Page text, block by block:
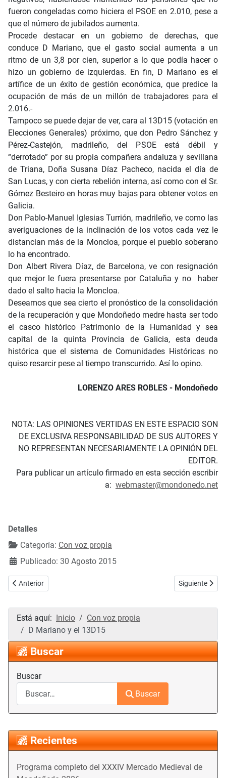
fueron congeladas como hiciera el PSOE en 2.010, pese a
que el número de jubilados aumenta.
Procede destacar en un gobierno de derechas, que
conduce D Mariano, que el gasto social aumenta a un
ritmo de un 3,8 por cien, superior a lo que podía hacer o
hizo un gobierno de izquierdas. En fin, D Mariano es el
artífice de un éxito de gestión económica, que predice la
ocupación de más de un millón de trabajadores para el
2.016.-
Tampoco se puede dejar de ver, cara al 13D15 (votación en
Elecciones Generales) próximo, que don Pedro Sánchez y
Pérez-Castejón, madrileño, del PSOE está débil y
“derrotado” por su propia compañera andaluza y sevillana
de Triana, Doña Susana Díaz Pacheco, nacida el día de
San Lucas, y con cierta rebelión interna, así como con el Sr.
Gómez Besteiro en horas muy bajas para obtener votos en
Galicia.
Don Pablo-Manuel Iglesias Turrión, madrileño, ve como las
averiguaciones de la inclinación de los votos cada vez le
distancian más de la Moncloa, porque el pueblo soberano
lo ha encontrado.
Don Albert Rivera Díaz, de Barcelona, ve con resignación
que mejor le fuera presentarse por Cataluña y no haber
dado el salto hacia la Moncloa.
Deseamos que sea cierto el pronóstico de la consolidación
de la recuperación y que Mondoñedo medre hasta ser todo
el casco histórico Patrimonio de la Humanidad y sea
capital de la quinta Provincia de Galicia, esta deuda
histórica que el sistema de Comunidades Históricas no
quiso resarcir pese al tiempo transcurrido. Así lo opino.
LORENZO ARES ROBLES - Mondoñedo
NOTA: LAS OPINIONES VERTIDAS EN ESTE ESPACIO SON
DE EXCLUSIVA RESPONSABILIDAD DE SUS AUTORES Y
NO REPRESENTAN NECESARIAMENTE LA OPINIÓN DEL
EDITOR.
Para publicar un artículo firmado en esta sección escribir
a: webmaster@mondonedo.net
Detalles
Categoría: Con voz propia
Publicado: 30 Agosto 2015
Artículo anterior: Mulleres de Mondoñedo
Anterior Artículo
Siguiente
Está aquí: Inicio
Con voz propia
D Mariano y el 13D15
Buscar
Buscar
Buscar
Recientes
Programa completo del XXXIV Mercado Medieval de